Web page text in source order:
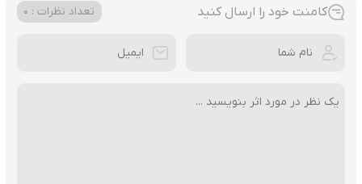
کامنت خود را ارسال کنید تعداد نظرات : 0